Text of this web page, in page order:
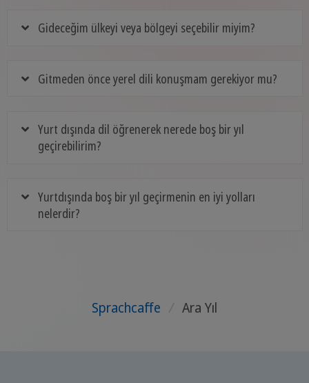
Gideceğim ülkeyi veya bölgeyi seçebilir miyim?
Gitmeden önce yerel dili konuşmam gerekiyor mu?
Yurt dışında dil öğrenerek nerede boş bir yıl
geçirebilirim?
Yurtdışında boş bir yıl geçirmenin en iyi yolları
nelerdir?
Sprachcaffe / Ara Yıl